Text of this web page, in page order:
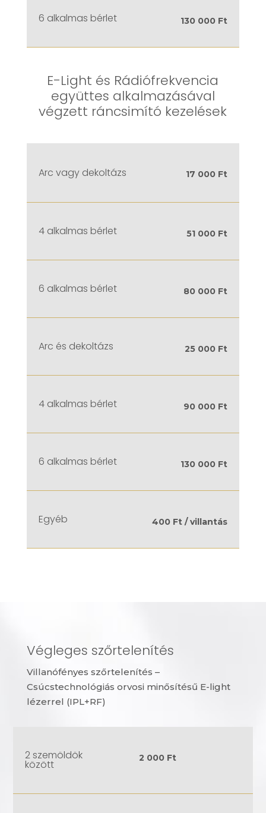
6 alkalmas bérlet 130 000 Ft
E-Light és Rádiófrekvencia
együttes alkalmazásával
végzett ráncsimító kezelések
Arc vagy dekoltázs 17 000 Ft
4 alkalmas bérlet 51 000 Ft
6 alkalmas bérlet 80 000 Ft
Arc és dekoltázs 25 000 Ft
4 alkalmas bérlet 90 000 Ft
6 alkalmas bérlet 130 000 Ft
Egyéb 400 Ft / villantás
Végleges szőrtelenítés
Villanófényes szőrtelenítés –
Csúcstechnológiás orvosi minősítésű E-light
lézerrel (IPL+RF)
2 szemöldök
között 2 000 Ft